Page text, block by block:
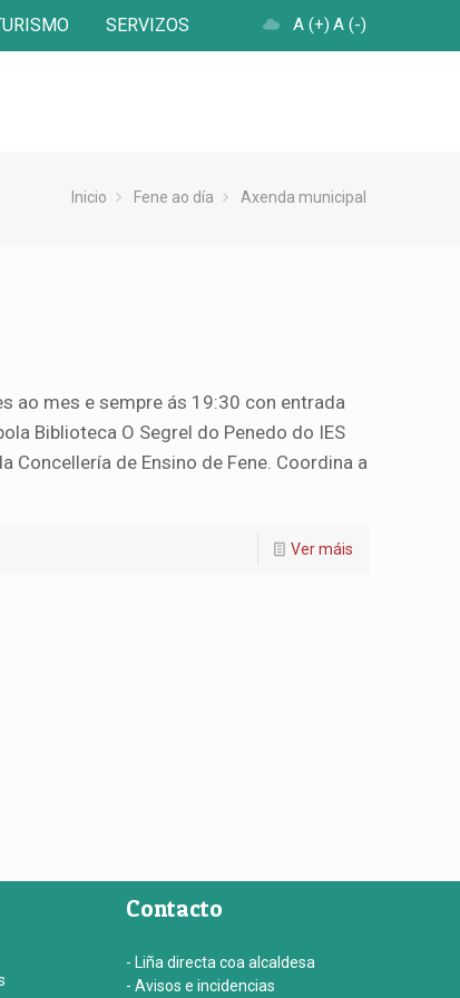
SERVIZOS A (+) A (-)
Inicio Fene ao día Axenda municipal
ao mes e sempre ás 19:30 con entrada
Biblioteca O Segrel do Penedo do IES
Concellería de Ensino de Fene. Coordina a
Ver máis
Contacto
- Liña directa coa alcaldesa
- Avisos e incidencias